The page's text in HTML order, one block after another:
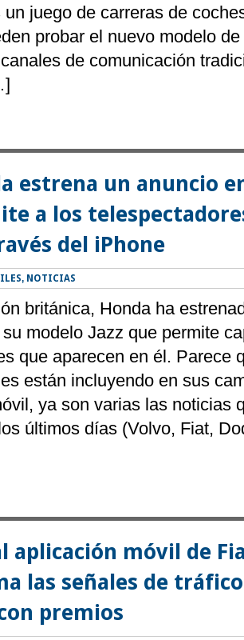
un juego de carreras de
probar el nuevo modelo
de comunicación
estrena un anuncio
a los
del iPhone
, NOTICIAS
británica, Honda ha
modelo Jazz que permite
que aparecen en él. Parece
están incluyendo en sus
ya son varias las noticias
últimos días (Volvo, Fiat,
aplicación móvil de
las señales de
premios